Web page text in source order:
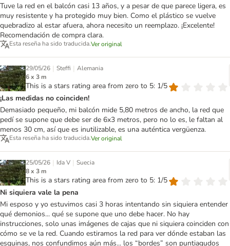
Tuve la red en el balcón casi 13 años, y a pesar de que parece ligera, es
muy resistente y ha protegido muy bien. Como el plástico se vuelve
quebradizo al estar afuera, ahora necesito un reemplazo. ¡Excelente!
Recomendación de compra clara.
Esta reseña ha sido traducida.Ver original
29/05/26 | Steffi | Alemania
6 x 3 m
This is a stars rating area from zero to 5: 1/5
¡Las medidas no coinciden!
Demasiado pequeño, mi balcón mide 5,80 metros de ancho, la red que
pedí se supone que debe ser de 6x3 metros, pero no lo es, le faltan al
menos 30 cm, así que es inutilizable, es una auténtica vergüenza.
Esta reseña ha sido traducida.Ver original
25/05/26 | Ida V | Suecia
8 x 3 m
This is a stars rating area from zero to 5: 1/5
Ni siquiera vale la pena
Mi esposo y yo estuvimos casi 3 horas intentando sin siquiera entender
qué demonios... qué se supone que uno debe hacer. No hay
instrucciones, solo unas imágenes de cajas que ni siquiera coinciden con
cómo se ve la red. Cuando estiramos la red para ver dónde estaban las
esquinas, nos confundimos aún más... los “bordes” son puntiagudos